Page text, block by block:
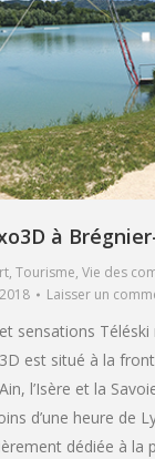
à
, Tourisme, Vie des
Laisser un
sensations Téléski
est situé à la
l’Isère et la
d’une heure de
dédiée à la